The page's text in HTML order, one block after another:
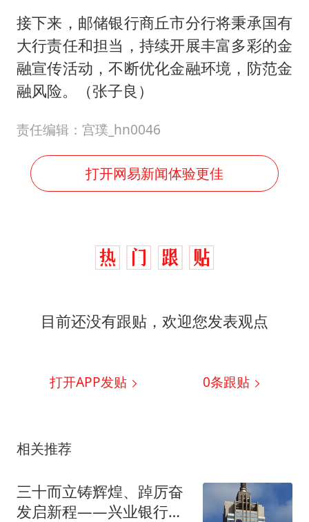
接下来，邮储银行商丘市分行将秉承国有
大行责任和担当，持续开展丰富多彩的金
融宣传活动，不断优化金融环境，防范金
融风险。（张子良）
责任编辑：宫璞_hn0046
打开网易新闻体验更佳
目前还没有跟贴，欢迎您发表观点
打开APP发贴 0条跟贴
相关推荐
三十而立铸辉煌、踔厉奋
发启新程——兴业银行上